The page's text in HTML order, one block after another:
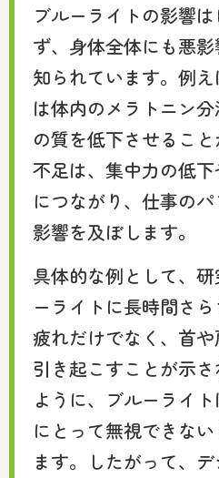
ブルーライトの影響
ず、身体全体にも悪
知られています。例
は体内のメラトニン
の質を低下させるこ
不足は、集中力の低
につながり、仕事の
影響を及ぼします。
具体的な例として、
ーライトに長時間さ
疲れだけでなく、首
引き起こすことが示
ように、ブルーライ
にとって無視できな
ます。したがって、